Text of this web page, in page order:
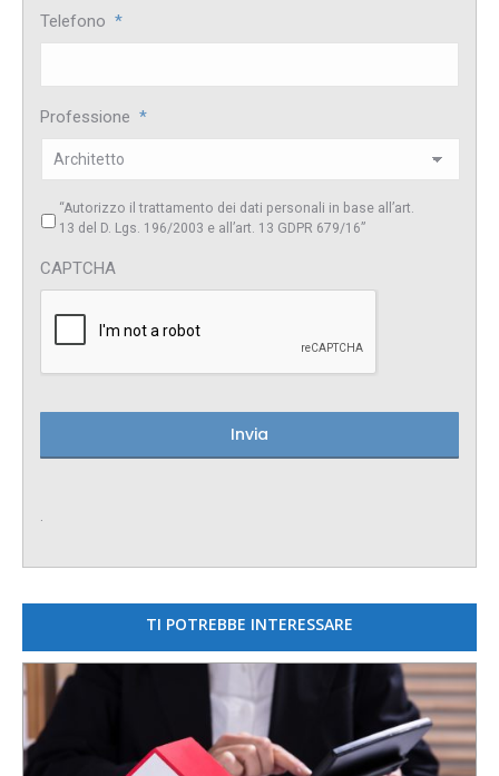
Telefono *
Professione *
“Autorizzo il trattamento dei dati personali in base all’art.
13 del D. Lgs. 196/2003 e all’art. 13 GDPR 679/16”
CAPTCHA
TI POTREBBE INTERESSARE